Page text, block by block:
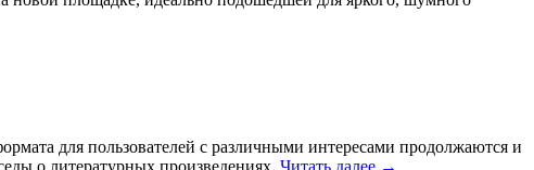
для пользователей с различными интересами продолжаются и